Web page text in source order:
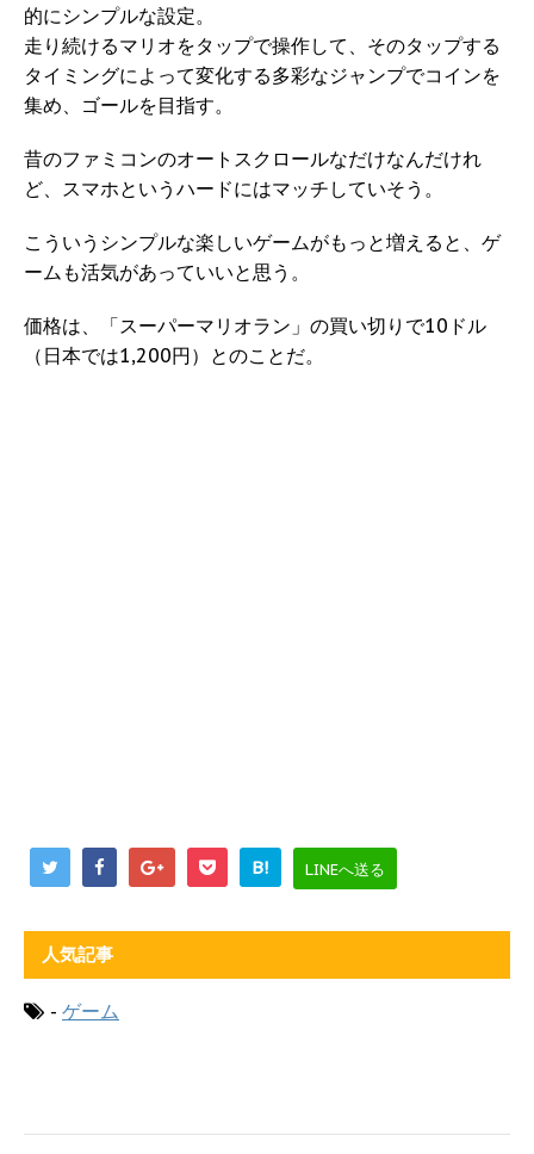
的にシンプルな設定。
走り続けるマリオをタップで操作して、そのタップする
タイミングによって変化する多彩なジャンプでコインを
集め、ゴールを目指す。
昔のファミコンのオートスクロールなだけなんだけれ
ど、スマホというハードにはマッチしていそう。
こういうシンプルな楽しいゲームがもっと増えると、ゲ
ームも活気があっていいと思う。
価格は、「スーパーマリオラン」の買い切りで10ドル
（日本では1,200円）とのことだ。
B! LINEへ送る
人気記事
- ゲーム